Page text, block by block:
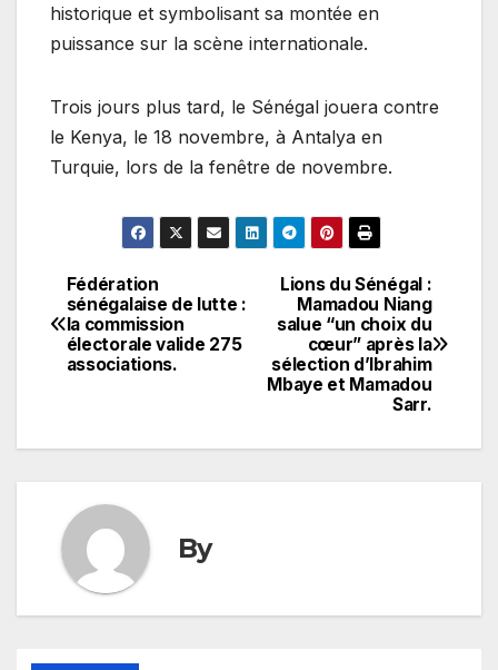
historique et symbolisant sa montée en
puissance sur la scène internationale.
Trois jours plus tard, le Sénégal jouera contre
le Kenya, le 18 novembre, à Antalya en
Turquie, lors de la fenêtre de novembre.
Navigation
de
Lions du Sénégal :
Mamadou Niang
salue “un choix du
cœur” après la
sélection d’Ibrahim
Mbaye et Mamadou
Sarr.
Fédération
sénégalaise de lutte :
la commission
électorale valide 275
associations.
By